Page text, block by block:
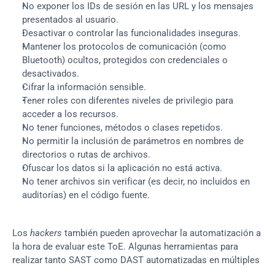
No exponer los IDs de sesión en las URL y los mensajes
presentados al usuario.
Desactivar o controlar las funcionalidades inseguras.
Mantener los protocolos de comunicación (como
Bluetooth) ocultos, protegidos con credenciales o
desactivados.
Cifrar la información sensible.
Tener roles con diferentes niveles de privilegio para
acceder a los recursos.
No tener funciones, métodos o clases repetidos.
No permitir la inclusión de parámetros en nombres de
directorios o rutas de archivos.
Ofuscar los datos si la aplicación no está activa.
No tener archivos sin verificar (es decir, no incluidos en
auditorías) en el código fuente.
Los hackers también pueden aprovechar la automatización a
la hora de evaluar este ToE. Algunas herramientas para
realizar tanto SAST como DAST automatizadas en múltiples